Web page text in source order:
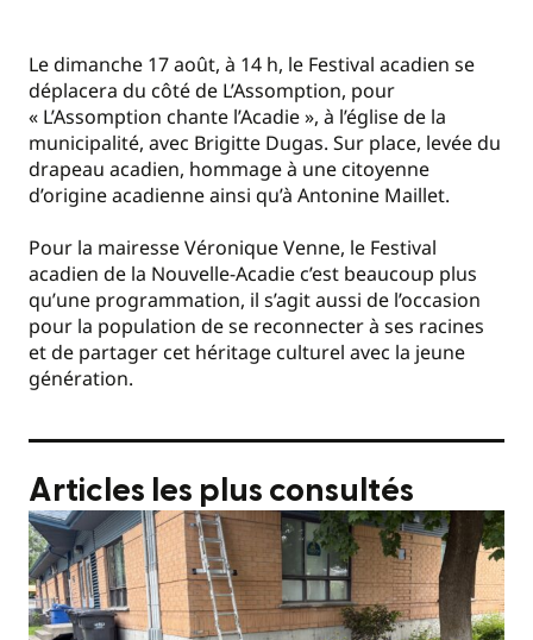
Le dimanche 17 août, à 14 h, le Festival acadien se
déplacera du côté de L’Assomption, pour
« L’Assomption chante l’Acadie », à l’église de la
municipalité, avec Brigitte Dugas. Sur place, levée du
drapeau acadien, hommage à une citoyenne
d’origine acadienne ainsi qu’à Antonine Maillet.
Pour la mairesse Véronique Venne, le Festival
acadien de la Nouvelle-Acadie c’est beaucoup plus
qu’une programmation, il s’agit aussi de l’occasion
pour la population de se reconnecter à ses racines
et de partager cet héritage culturel avec la jeune
génération.
Articles les plus consultés